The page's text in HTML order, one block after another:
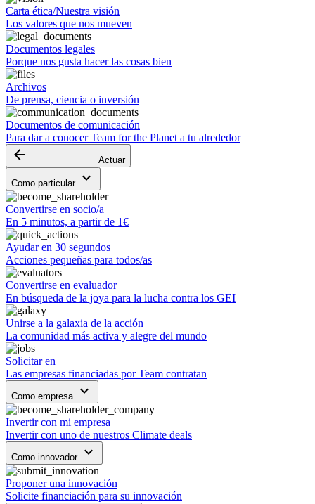
Carta ética/Nuestra visión
Los valores que nos mueven
Documentos legales
Porque nos gusta hacer las cosas bien
Archivos
De prensa, ciencia o inversión
Documentos de comunicación
Para dar a conocer Team for the Planet a tu alrededor
arrow_backward Actuar
Como particular keyboard_arrow_down
Convertirse en socio/a
En 5 minutos, a partir de 1€
Ayudar en 30 segundos
Acciones pequeñas para todos/as
Convertirse en evaluador
En búsqueda de la joya para la lucha contra los GEI
Unirse a la galaxia de la acción
La comunidad más activa y alegre del mundo
Solicitar en
Las empresas financiadas por Team contratan
Como empresa keyboard_arrow_down
Invertir con mi empresa
Invertir con uno de nuestros Climate deals
Como innovador keyboard_arrow_down
Proponer una innovación
Solicite financiación para su innovación